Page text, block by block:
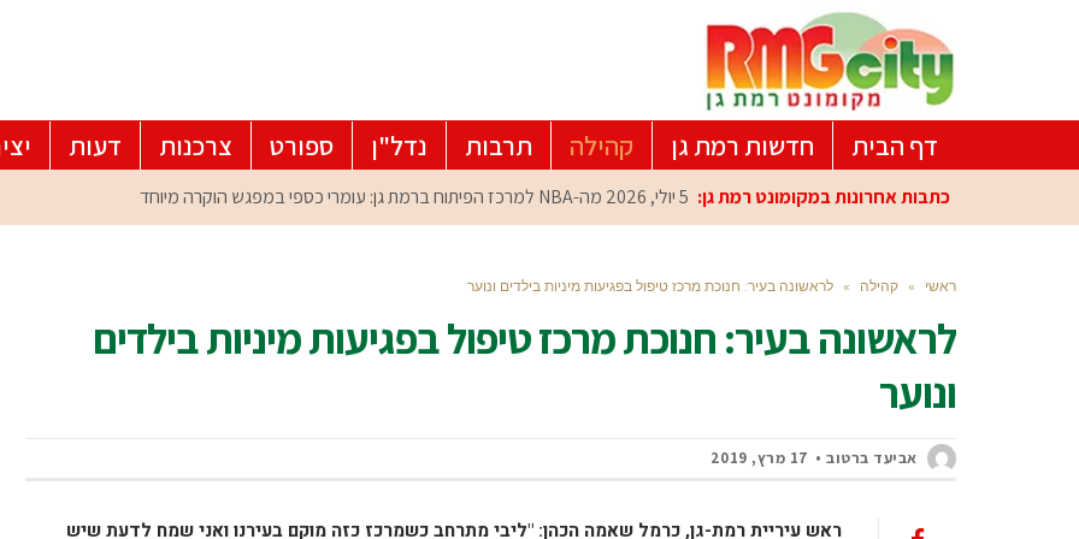
דף הבית חדשות רמת גן קהילה תרבות נדל"ן ספורט צרכנות דעות
כתבות אחרונות במקומונט רמת גן: 5 יולי, 2026 מה-NBA למרכז הפיתוח ברמת גן: עומרי כספי במפגש הוקרה מיוחד
ראשי » קהילה » לראשונה בעיר: חנוכת מרכז טיפול בפגיעות מיניות בילדים ונוער
לראשונה בעיר: חנוכת מרכז טיפול בפגיעות מיניות בילדים
ונוער
אביעד ברטוב 17 מרץ, 2019
ראש עיריית רמת-גן, כרמל שאמה הכהן: "ליבי מתרחב כשמרכז כזה מוקם בעירנו ואני שמח לדעת שיש